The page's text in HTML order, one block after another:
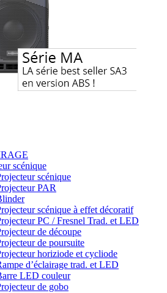
scénique
scénique
PAR
scénique à effet décoratif
PC / Fresnel Trad. et LED
de découpe
de poursuite
horiziode et cycliode
d’éclairage trad. et LED
LED couleur
de gobo